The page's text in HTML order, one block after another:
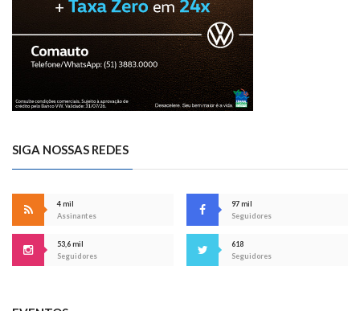
SIGA NOSSAS REDES
4 mil
Assinantes
97 mil
Seguidores
53,6 mil
Seguidores
618
Seguidores